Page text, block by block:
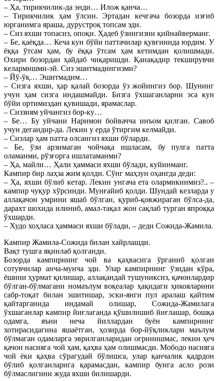
– Ҳа, тирикчилик-да энди… Илож қанча…
– Тирикчилик ҳам ўлсин. Эртадан кечгача бозорда изғиб
юрганимга яраша, дурустроқ топсам эди.
– Сиз яхши топасиз, опоқи. Ҳадеб ўзингизни қийнайверманг.
– Бе, қаёқда… Кеча кун бўйи паттачилар қувғинида юрдим. У
ёққа ўтсам ҳам, бу ёққа ўтсам ҳам кетимдан қолишмади.
Охири бозордан ҳайдаб чиқаришди. Қанақадир текширувчи
келармишми-эй. Сиз эшитмадингизми?
– Йў-ўқ… Эшитмадим…
– Сизга яхши, ҳар қалай бозорда ўз жойингиз бор. Шунинг
учун ҳам сизга индашмайди. Бизга ўхшаганларни эса кун
бўйи ортимиздан қувишади, ярамаслар.
– Сиззиям уйчангиз бор-ку…
– Бе… Бу уйчани Наримон бойвачча инъом қилган. Савоб
учун дегандир-да. Лекин у ерда ўтиргим келмайди.
– Сизлар ҳам патта олсангиз яхши бўларди.
– Бе, ўзи арзимаган чойчақа ишласам, бу пулга патта
оламанми, рўзғорга ишлатаманми?
– Ҳа, майли… Ҳали ҳаммаси яхши бўлади, куйинманг.
Кампир бир лаҳза жим қолди. Сўнг маҳзун оҳангда деди:
– Ҳа, яхши бўлиб кетар. Лекин унгача ета олармикинмиз?.. –
кампир чуқур хўрсинди. Мунғайиб қолди. Шундай кезларда у
аллақачон умрини яшаб бўлган, қуриб-қовжираган бўлса-да,
дарахт шохида илиниб, амал-тақал жон сақлаб турган япроққа
ўхшарди.
– Худо хоҳласа ҳаммаси яхши бўлади, – деди Сожида-Жамила.
Кампир Жамила-Сожида билан хайрлашди.
Вақт тушга яқинлаб қолганди.
Бозорда кампирнинг чой ва қаҳвасига ўрганиб қолган
сотувчилар анча-мунча эди. Улар кампирнинг ўзидан кўра,
ёшини ҳурмат қилишар, аллақандай тушуниксиз, қачонлардир
бўлган-бўлмагани номаълум воқеалар ҳақидаги ҳикояларини
сабр-тоқат билан эшитишар, эски-янги пул аралаш қайтим
қайтарганида индамай олишар, Сожида-Жамилага
ўхшаганлар кампир йиғлаганда қўшилишиб йиғлашар, бошқа
одамга, яъни неча йиллардан буён кампирнинг
хотирасидагина яшаётган, ҳозирда бор-йўқликлари маълум
бўлмаган одамларга эврилганларидан оғринишмас, лекин ҳеч
қачон насияга чой ҳам, қаҳва ҳам олишмасди. Мободо насияга
чой ёки қаҳва сўрагудай бўлишса, улар қанчалик қадрдон
бўлиб қолганларига қарамасдан, кампир бунга асло рози
бўлмаслигини жуда яхши билишарди.